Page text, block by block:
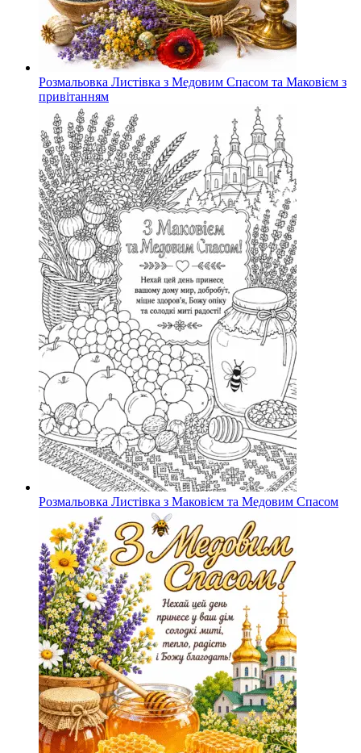
Розмальовка Листівка з Медовим Спасом та Маковієм з
привітанням
Розмальовка Листівка з Маковієм та Медовим Спасом